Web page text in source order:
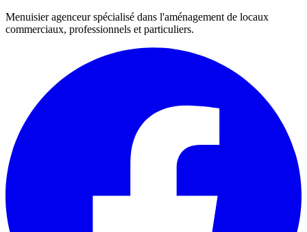
Menuisier agenceur spécialisé dans l'aménagement de locaux
commerciaux, professionnels et particuliers.